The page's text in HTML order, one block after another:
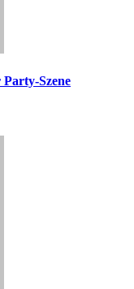
Party-Szene